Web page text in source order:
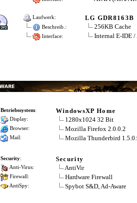
Laufwerk: LG GDR8163B
Beschreib.: 256KB Cache
Interface: Internal E-IDE
Betriebssystem: WindowsXP Home
Display: 1280x1024 32 Bit
Browser: Mozilla Firefox 2.0.0.2
Mail: Mozilla Thunderbird
Security: Security
Anti-Virus: AntiVir
Firewall: Hardware Firewall
AntiSpy: Spybot S&D, Ad-Aware